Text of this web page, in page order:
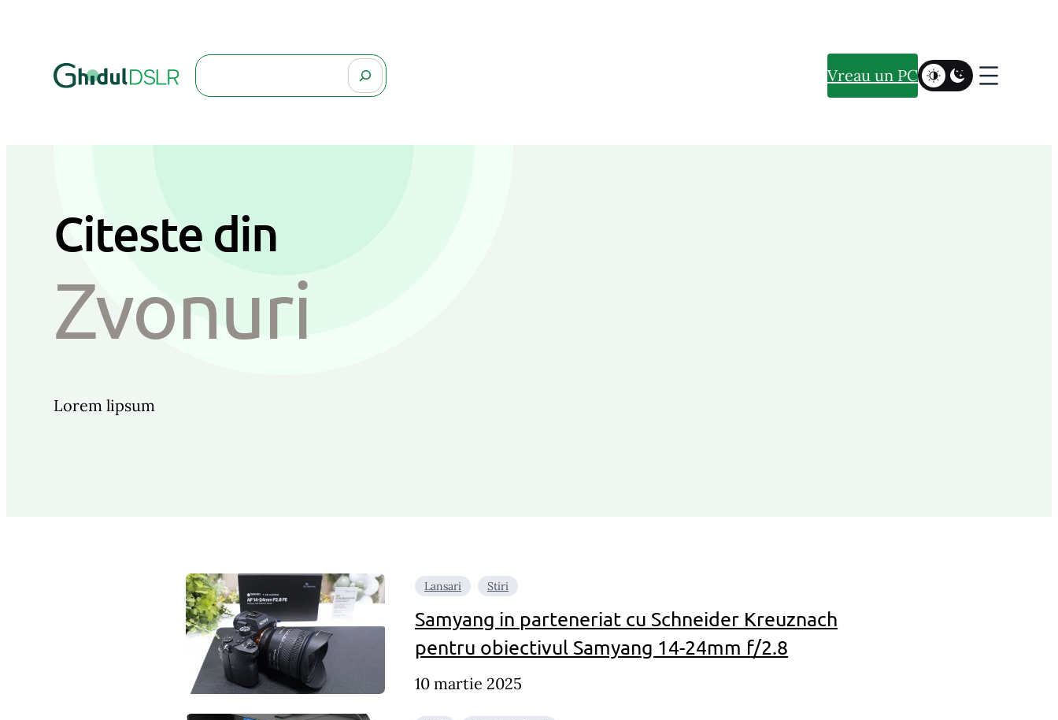
conținut
Search Vreau un PC
Citeste din
Zvonuri
Lorem lipsum
Lansari Stiri
Samyang in parteneriat cu Schneider Kreuznach
pentru obiectivul Samyang 14-24mm f/2.8
10 martie 2025